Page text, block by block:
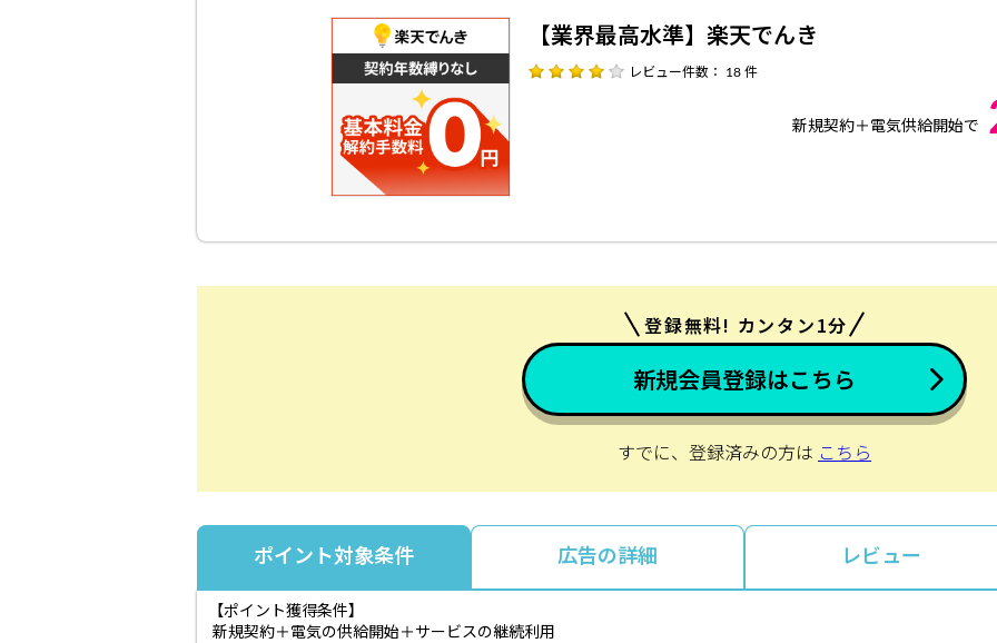
【業界最高水準】楽天でんき
レビュー件数： 18 件
新規契約＋電気供給開始で
登録無料! カンタン1分
新規会員登録はこちら
すでに、登録済みの方は こちら
ポイント対象条件 広告の詳細 レビュー
【ポイント獲得条件】
新規契約＋電気の供給開始＋サービスの継続利用